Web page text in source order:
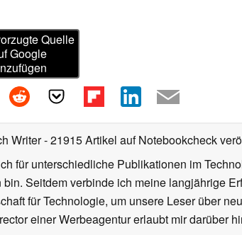
Quelle
Google
Writer- 21915 Artikel auf Notebookcheck
für unterschiedliche Publikationen im
Seitdem verbinde ich meine langjährige
für Technologie, um unsere Leser über
einer Werbeagentur erlaubt mir darüber